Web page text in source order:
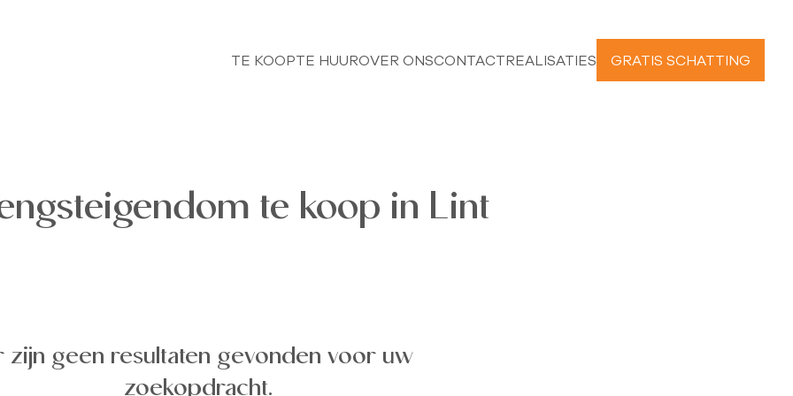
TE KOOPTE HUUROVER ONSCONTACTREALISATIES GRATIS SCHATTING
te koop in Lint
zijn geen resultaten gevonden voor uw